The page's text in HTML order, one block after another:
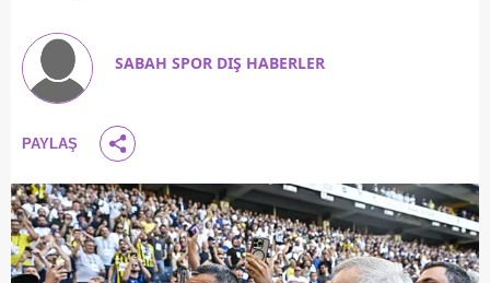
SABAH SPOR DIŞ HABERLER
PAYLAŞ